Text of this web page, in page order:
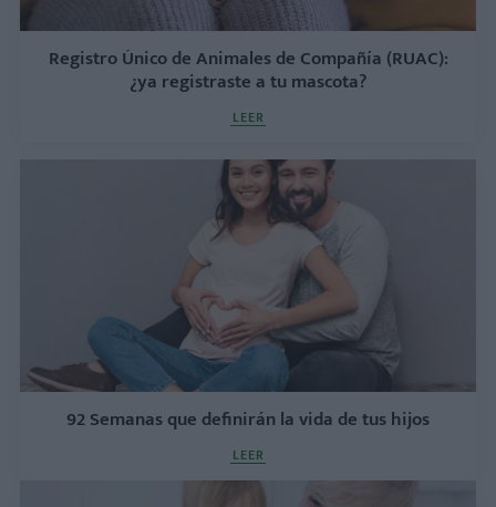
Registro Único de Animales de Compañía (RUAC):
¿ya registraste a tu mascota?
LEER
92 Semanas que definirán la vida de tus hijos
LEER